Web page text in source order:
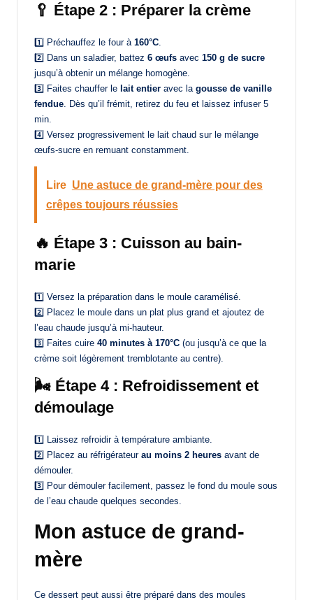
🥄 Étape 2 : Préparer la crème
1️⃣ Préchauffez le four à 160°C
2️⃣ Dans un saladier, battez 6 œufs avec 150 g de sucre
jusqu’à obtenir un mélange homogène.
3️⃣ Faites chauffer le lait entier avec la gousse de vanille
fendue . Dès qu’il frémit, retirez du feu et laissez infuser 5
min.
4️⃣ Versez progressivement le lait chaud sur le mélange
œufs-sucre en remuant constamment.
Lire Une astuce de grand-mère pour des
crêpes toujours réussies
🔥 Étape 3 : Cuisson au bain-
marie
1️⃣ Versez la préparation dans le moule caramélisé.
2️⃣ Placez le moule dans un plat plus grand et ajoutez de
l’eau chaude jusqu’à mi-hauteur.
3️⃣ Faites cuire 40 minutes à 170°C (ou jusqu’à ce que la
crème soit légèrement tremblotante au centre).
🌬️ Étape 4 : Refroidissement et
démoulage
1️⃣ Laissez refroidir à température ambiante.
2️⃣ Placez au réfrigérateur au moins 2 heures avant de
démouler.
3️⃣ Pour démouler facilement, passez le fond du moule sous
de l’eau chaude quelques secondes.
Mon astuce de grand-
mère
Ce dessert peut aussi être préparé dans des moules